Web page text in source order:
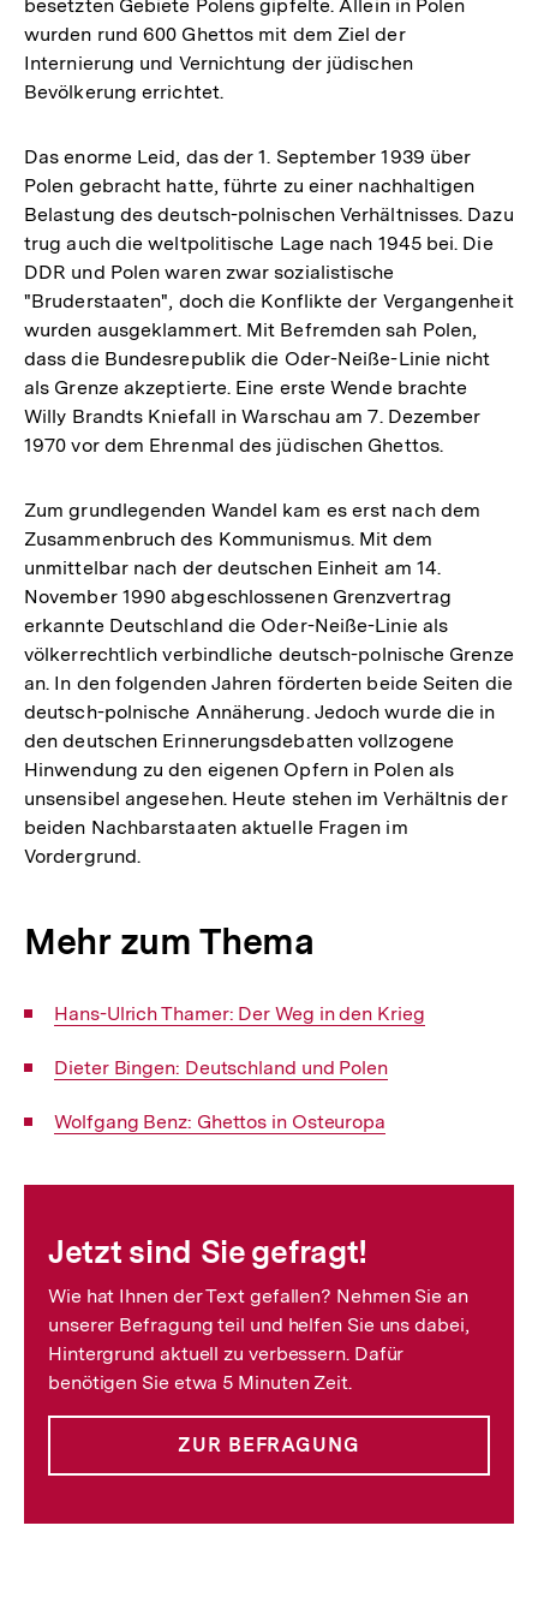
besetzten Gebiete Polens gipfelte. Allein in Polen
wurden rund 600 Ghettos mit dem Ziel der
Internierung und Vernichtung der jüdischen
Bevölkerung errichtet.
Das enorme Leid, das der 1. September 1939 über
Polen gebracht hatte, führte zu einer nachhaltigen
Belastung des deutsch-polnischen Verhältnisses. Dazu
trug auch die weltpolitische Lage nach 1945 bei. Die
DDR und Polen waren zwar sozialistische
"Bruderstaaten", doch die Konflikte der Vergangenheit
wurden ausgeklammert. Mit Befremden sah Polen,
dass die Bundesrepublik die Oder-Neiße-Linie nicht
als Grenze akzeptierte. Eine erste Wende brachte
Willy Brandts Kniefall in Warschau am 7. Dezember
1970 vor dem Ehrenmal des jüdischen Ghettos.
Zum grundlegenden Wandel kam es erst nach dem
Zusammenbruch des Kommunismus. Mit dem
unmittelbar nach der deutschen Einheit am 14.
November 1990 abgeschlossenen Grenzvertrag
erkannte Deutschland die Oder-Neiße-Linie als
völkerrechtlich verbindliche deutsch-polnische Grenze
an. In den folgenden Jahren förderten beide Seiten die
deutsch-polnische Annäherung. Jedoch wurde die in
den deutschen Erinnerungsdebatten vollzogene
Hinwendung zu den eigenen Opfern in Polen als
unsensibel angesehen. Heute stehen im Verhältnis der
beiden Nachbarstaaten aktuelle Fragen im
Vordergrund.
Mehr zum Thema
Interner
Hans-Ulrich Thamer: Der Weg in den Krieg
Interner
Dieter Bingen: Deutschland und Polen
Interner
Wolfgang Benz: Ghettos in Osteuropa
Jetzt sind Sie gefragt!
Wie hat Ihnen der Text gefallen? Nehmen Sie an
unserer Befragung teil und helfen Sie uns dabei,
Hintergrund aktuell zu verbessern. Dafür
benötigen Sie etwa 5 Minuten Zeit.
ZUR BEFRAGUNG